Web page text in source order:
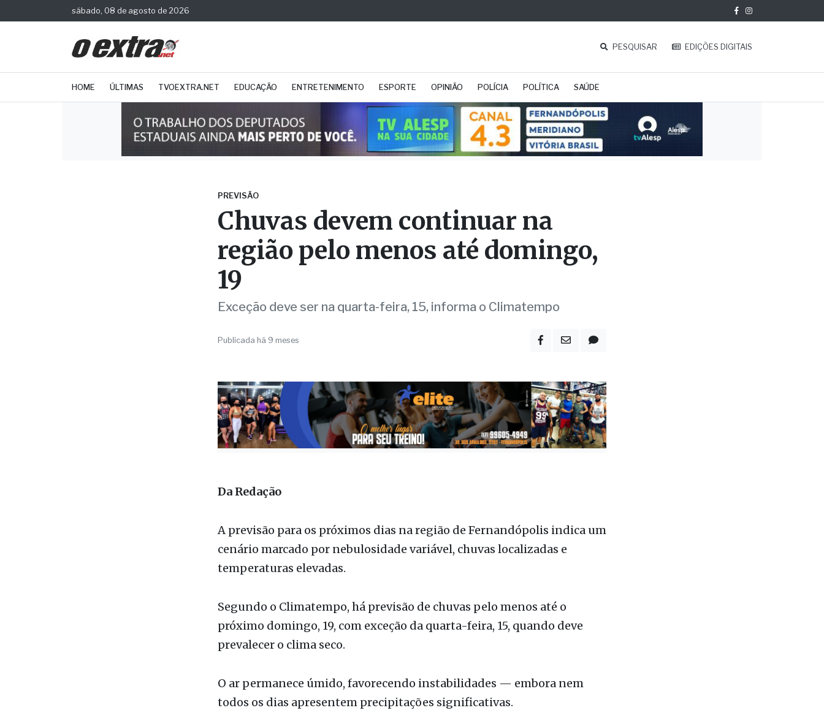
sábado, 08 de agosto de 2026
PESQUISAR EDIÇÕES DIGITAIS
HOME ÚLTIMAS TVOEXTRA.NET EDUCAÇÃO ENTRETENIMENTO ESPORTE OPINIÃO POLÍCIA POLÍTICA SAÚDE
PREVISÃO
Chuvas devem continuar na
região pelo menos até domingo,
Exceção deve ser na quarta-feira, 15, informa o Climatempo
Publicada há 9 meses
Da Redação
A previsão para os próximos dias na região de Fernandópolis indica um
cenário marcado por nebulosidade variável, chuvas localizadas e
temperaturas elevadas.
Segundo o Climatempo, há previsão de chuvas pelo menos até o
próximo domingo, 19, com exceção da quarta-feira, 15, quando deve